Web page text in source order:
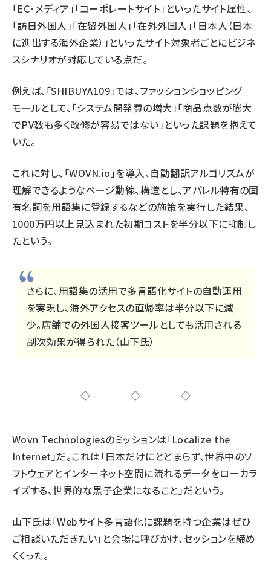
「EC・メディア」「コーポレートサイト」といったサイト属性、
「訪日外国人」「在留外国人」「在外外国人」「日本人（日本
に進出する海外企業）」といったサイト対象者ごとにビジネ
スシナリオが対応している点だ。
例えば、「SHIBUYA109」では、ファッションショッピング
モールとして、「システム開発費の増大」「商品点数が膨大
でPV数も多く改修が容易ではない」といった課題を抱えて
いた。
これに対し、「WOVN.io」を導入、自動翻訳アルゴリズムが
理解できるようなページ動線、構造とし、アパレル特有の固
有名詞を用語集に登録するなどの施策を実行した結果、
1000万円以上見込まれた初期コストを半分以下に抑制し
たという。
さらに、用語集の活用で多言語化サイトの自動運用
を実現し、海外アクセスの直帰率は半分以下に減
少。店舗での外国人接客ツールとしても活用される
副次効果が得られた（山下氏）
◇◇◇
Wovn Technologiesのミッションは「Localize the
Internet」だ。これは「日本だけにとどまらず、世界中のソ
フトウェアとインターネット空間に流れるデータをローカラ
イズする、世界的な黒子企業になること」だという。
山下氏は「Webサイト多言語化に課題を持つ企業はぜひ
ご相談いただきたい」と会場に呼びかけ、セッションを締め
くくった。